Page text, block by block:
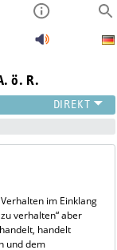
ö. R.
im Einklang
verhalten“ aber
handelt
und dem